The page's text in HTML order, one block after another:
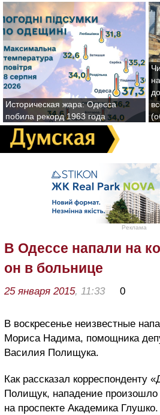
Историческая жара: Одесса
побила рекорд 1963 года
Реклама
В Одессе напали на
он в больнице
25 января 2015, 11:33 0
В воскресенье неизвестные
Мориса Надима, помощника
Василия Полищука.
Как рассказал корреспонденту
Полищук, нападение произошло
на проспекте Академика